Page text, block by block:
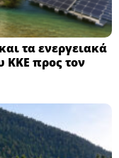
τα ενεργειακά
ΚΚΕ προς τον